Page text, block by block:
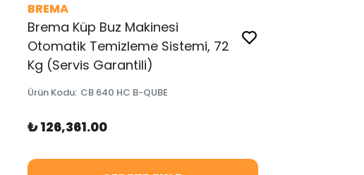
BREMA
Brema Küp Buz Makinesi
Otomatik Temizleme Sistemi, 72
Kg (Servis Garantili)
Ürün Kodu: CB 640 HC B-QUBE
₺ 126,361.00